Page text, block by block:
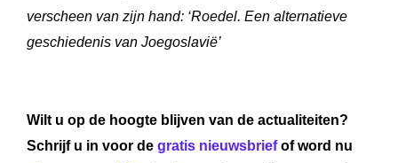
verscheen van zijn hand: ‘Roedel. Een alternatieve
geschiedenis van Joegoslavië’
Wilt u op de hoogte blijven van de actualiteiten?
Schrijf u in voor de gratis nieuwsbriefof word nu